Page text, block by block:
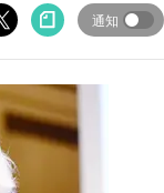
通知